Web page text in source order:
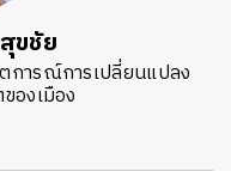
ขชัย
การณ์การเปลี่ยนแปลง
องเมือง